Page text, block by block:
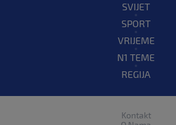
SVIJET
SPORT
VRIJEME
N1 TEME
REGIJA
Kontakt